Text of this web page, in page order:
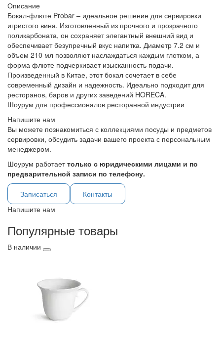
Описание
Бокал-флюте Probar – идеальное решение для сервировки
игристого вина. Изготовленный из прочного и прозрачного
поликарбоната, он сохраняет элегантный внешний вид и
обеспечивает безупречный вкус напитка. Диаметр 7.2 см и
объем 210 мл позволяют наслаждаться каждым глотком, а
форма флюте подчеркивает изысканность подачи.
Произведенный в Китае, этот бокал сочетает в себе
современный дизайн и надежность. Идеально подходит для
ресторанов, баров и других заведений HORECA.
Шоурум для профессионалов ресторанной индустрии
Напишите нам
Вы можете познакомиться с коллекциями посуды и предметов
сервировки, обсудить задачи вашего проекта с персональным
менеджером.
Шоурум работаеттолько с юридическими лицами и по
предварительной записи по телефону.
Записаться
Контакты
Напишите нам
Популярные товары
В наличии